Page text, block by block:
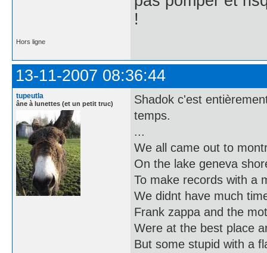
!
Hors ligne
13-11-2007 08:36:44
tupeutla
âne à lunettes (et un petit truc)
Shadok c'est
temps.
...
We all came out to
On the lake geneva
To make records with a
We didnt have much
Frank zappa and the
Were at the best place
But some stupid with a